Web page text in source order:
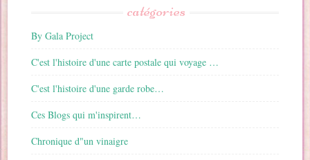
catégories
By Gala Project
C'est l'histoire d'une carte postale qui voyage …
C'est l'histoire d'une garde robe…
Ces Blogs qui m'inspirent…
Chronique d"un vinaigre